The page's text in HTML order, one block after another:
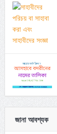
জানা আবশ্যক